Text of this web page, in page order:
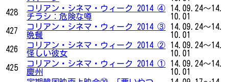
428
コリアン・シネマ・ウィーク 2014 ④
チラシ：危険な噂
14.09.24～14.
10.01
427
コリアン・シネマ・ウィーク 2014 ③
晩餐
14.09.24～14.
10.01
426
コリアン・シネマ・ウィーク 2014 ②
怪しい彼女
14.09.24～14.
10.01
425
コリアン・シネマ・ウィーク 2014 ①
慶州
14.09.24～14.
10.01